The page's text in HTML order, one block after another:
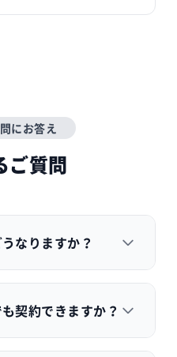
にお答え
ご質問
なりますか？
契約できますか？